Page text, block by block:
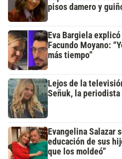
pisos damero y
Eva Bargiela
Facundo Moyano:
más tiempo”
Lejos de la
Señuk, la periodista
Evangelina Salazar
educación de sus
que los moldeó”